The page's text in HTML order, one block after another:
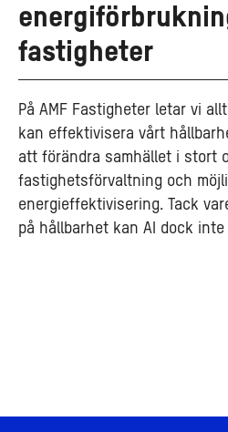
fastigheter
På AMF Fastigheter letar vi
kan effektivisera vårt
att förändra samhället i stort
fastighetsförvaltning och
energieffektivisering. Tack
på hållbarhet kan AI dock